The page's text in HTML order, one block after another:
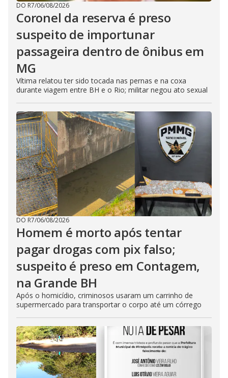
DO R7/06/08/2026
Coronel da reserva é preso
suspeito de importunar
passageira dentro de ônibus em
MG
Vítima relatou ter sido tocada nas pernas e na coxa
durante viagem entre BH e o Rio; militar negou ato sexual
DO R7/06/08/2026
Homem é morto após tentar
pagar drogas com pix falso;
suspeito é preso em Contagem,
na Grande BH
Após o homicídio, criminosos usaram um carrinho de
supermercado para transportar o corpo até um córrego